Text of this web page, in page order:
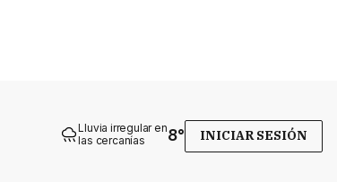
Lluvia irregular en
las cercanías
8° INICIAR SESIÓN